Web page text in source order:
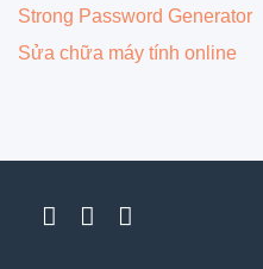
Strong Password Generator
Sửa chữa máy tính online